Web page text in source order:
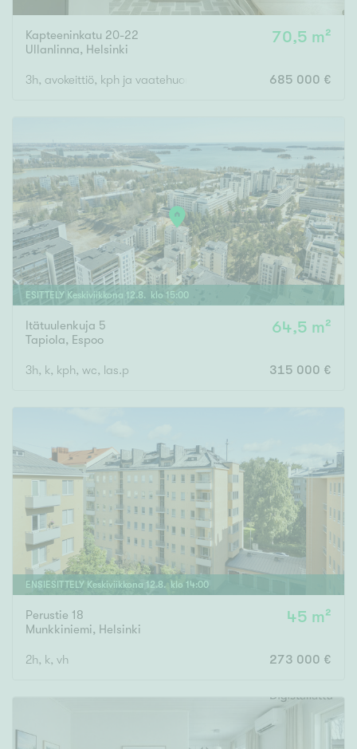
Järvi- tai merinäköala
Maalämpö
Oma ranta
Oma sauna
Senioriasunto
Kapteeninkatu 20-22
Ullanlinna, Helsinki
70,5 m²
3h, avokeittiö, kph ja vaatehuone 685 000 €
ESITTELY Keskiviikkona 12.8. klo 15:00
Itätuulenkuja 5
Tapiola, Espoo
64,5 m²
3h, k, kph, wc, las.p 315 000 €
ENSIESITTELY Keskiviikkona 12.8. klo 14:00
Perustie 18
Munkkiniemi, Helsinki
45 m²
2h, k, vh 273 000 €